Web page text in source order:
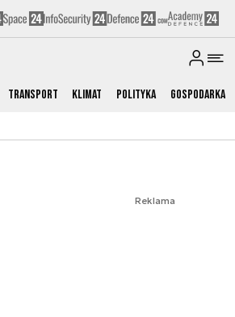
Transport Klimat Polityka Gospodarka
Reklama